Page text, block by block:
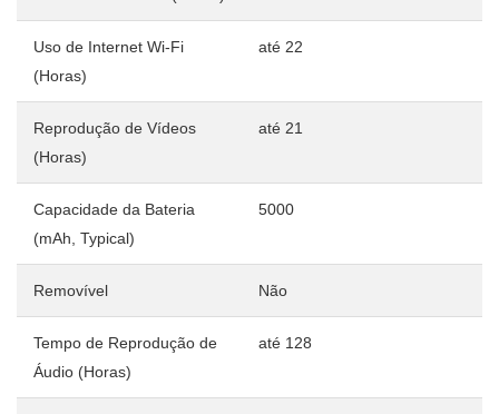
Uso de Internet Wi-Fi
(Horas)
até 22
Reprodução de Vídeos
(Horas)
até 21
Capacidade da Bateria
(mAh, Typical)
5000
Removível Não
Tempo de Reprodução de
Áudio (Horas)
até 128